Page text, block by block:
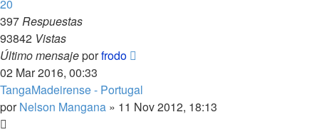
20
397Respuestas
93842 Vistas
Último mensajeporfrodo
02 Mar 2016, 00:33
TangaMadeirense - Portugal
porNelson Mangana » 11 Nov 2012, 18:13